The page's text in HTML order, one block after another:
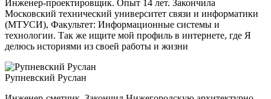
Инженер-проектировщик. Опыт 14 лет. Закончила
Московский технический университет связи и информатики
(МТУСИ), Факультет: Информационные системы и
технологии. Так же ищите мой профиль в интернете, где Я
делюсь историями из своей работы и жизни
Рупневский Руслан